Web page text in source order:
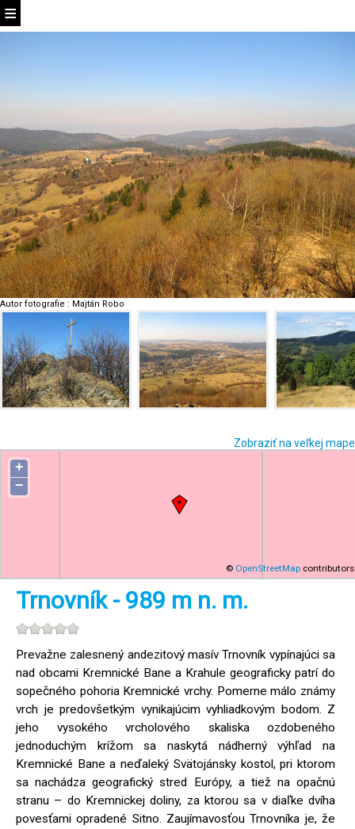
Autor fotografie : Majtán Robo
Zobraziť na veľkej mape
+
−
© OpenStreetMap contributors
Trnovník - 989 m n. m.
Prevažne zalesnený andezitový masív Trnovník vypínajúci sa
nad obcami Kremnické Bane a Krahule geograficky patrí do
sopečného pohoria Kremnické vrchy. Pomerne málo známy
vrch je predovšetkým vynikajúcim vyhliadkovým bodom. Z
jeho vysokého vrcholového skaliska ozdobeného
jednoduchým krížom sa naskytá nádherný výhľad na
Kremnické Bane a neďaleký Svätojánsky kostol, pri ktorom
sa nachádza geografický stred Európy, a tiež na opačnú
stranu – do Kremnickej doliny, za ktorou sa v diaľke dvíha
povesťami opradené Sitno. Zaujímavosťou Trnovníka je, že